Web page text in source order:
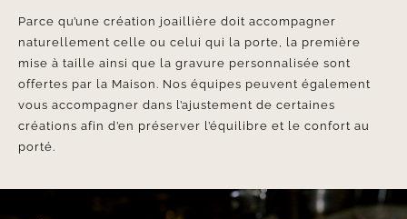
Parce qu’une création joaillière doit accompagner
naturellement celle ou celui qui la porte, la première
mise à taille ainsi que la gravure personnalisée sont
offertes par la Maison. Nos équipes peuvent également
vous accompagner dans l’ajustement de certaines
créations afin d’en préserver l’équilibre et le confort au
porté.